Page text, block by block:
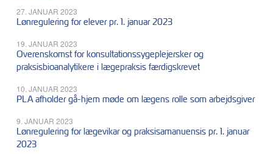
27. JANUAR 2023
Lønregulering for elever pr. 1. januar 2023
19. JANUAR 2023
Overenskomst for konsultationssygeplejersker og
praksisbioanalytikere i lægepraksis færdigskrevet
10. JANUAR 2023
PLA afholder gå-hjem møde om lægens rolle som arbejdsgiver
9. JANUAR 2023
Lønregulering for lægevikar og praksisamanuensis pr. 1. januar
2023